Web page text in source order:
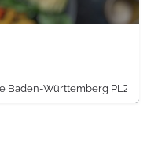
Baden-Württemberg PLZ